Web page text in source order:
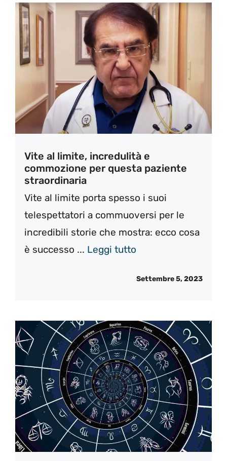
Vite al limite, incredulità e
commozione per questa paziente
straordinaria
Vite al limite porta spesso i suoi
telespettatori a commuoversi per le
incredibili storie che mostra: ecco cosa
è successo ... Leggi tutto
Settembre 5, 2023